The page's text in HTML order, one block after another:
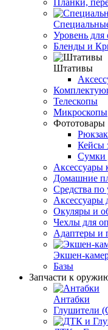
Уровень для
Бленды и
Штативы
Телескопы
Микроскопы
Фототовары
Кейсы
Сумки
Аксессуары
Домашние
Средства по
Аксессуары
Окуляры и
Чехлы для
Адаптеры и
Экшен-
Базы
Запчасти к
Антабки
Глушители